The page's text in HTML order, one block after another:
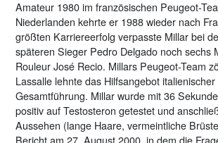
Amateur 1980 im französischen Peugeot-
Niederlanden kehrte er 1988 wieder nach
größten Karriereerfolg verpasste Millar bei
späteren Sieger Pedro Delgado noch sechs
Rouleur José Recio. Millars Peugeot-Team
Lassalle lehnte das Hilfsangebot
Gesamtführung. Millar wurde mit 36
positiv auf Testosteron getestet und
Aussehen (lange Haare, vermeintliche
Bericht am 27. August 2000, in dem die